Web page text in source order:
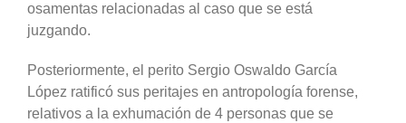
osamentas relacionadas al caso que se está
juzgando.
Posteriormente, el perito Sergio Oswaldo García
López ratificó sus peritajes en antropología forense,
relativos a la exhumación de 4 personas que se